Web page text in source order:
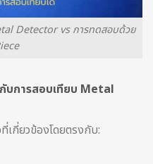
Detector vs การทดสอบด้วย
บการสอบเทียบ Metal
กี่ยวข้องโดยตรงกับ: